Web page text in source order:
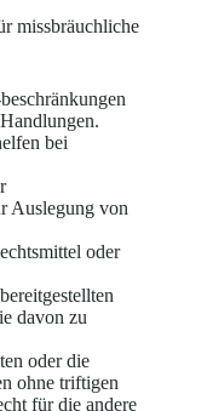
missbräuchliche
bei
Auslegung von
oder
davon zu
oder die
ohne triftigen
für die andere